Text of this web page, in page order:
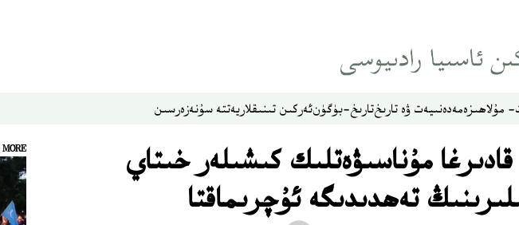
مۇلاھىزەمەدەنىيەت ۋە تارىختارىخ-بۈگۈنئەركىن تىنىقلاريەتتە سۇنەزەرسىن
قادىرغا مۇناسىۋەتلىك كىشىلەر خىتاي
تەھدىدىگە ئۇچرىماقتا
MORE